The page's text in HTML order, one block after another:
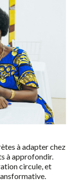
à adapter chez
à approfondir.
circule, et